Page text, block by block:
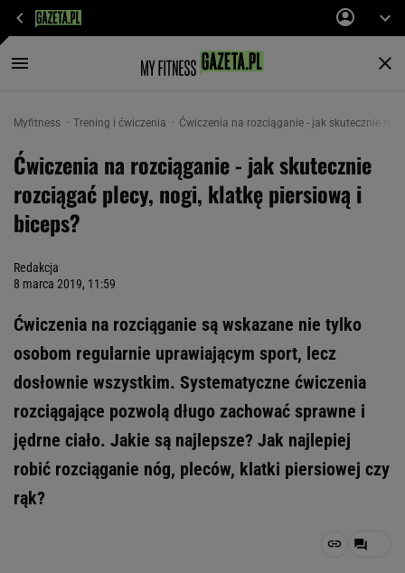
Myfitness Trening i ćwiczenia Ćwiczenia na rozciąganie - jak skutecznie
Ćwiczenia na rozciąganie - jak skutecznie
rozciągać plecy, nogi, klatkę piersiową i
biceps?
Redakcja
8 marca 2019, 11:59
Ćwiczenia na rozciąganie są wskazane nie tylko
osobom regularnie uprawiającym sport, lecz
dosłownie wszystkim. Systematyczne ćwiczenia
rozciągające pozwolą długo zachować sprawne i
jędrne ciało. Jakie są najlepsze? Jak najlepiej
robić rozciąganie nóg, pleców, klatki piersiowej czy
rąk?